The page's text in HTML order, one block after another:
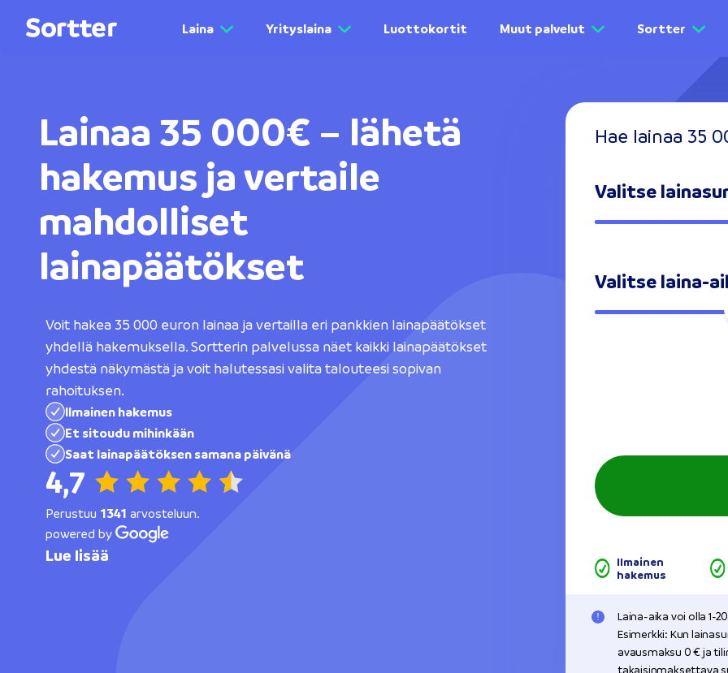
Laina Yrityslaina Luottokortit Muut palvelut Sortter
Lainaa 35 000€ – lähetä
hakemus ja vertaile
mahdolliset
lainapäätökset
Voit hakea 35 000 euron lainaa ja vertailla eri pankkien lainapäätökset
yhdellä hakemuksella. Sortterin palvelussa näet kaikki lainapäätökset
yhdestä näkymästä ja voit halutessasi valita talouteesi sopivan
rahoituksen.
Ilmainen hakemus
Et sitoudu mihinkään
Saat lainapäätöksen samana päivänä
4,7
Perustuu 1341 arvosteluun.
powered by
Lue lisää
Hae lainaa 35
Valitse
Valitse laina-
Ilmainen
hakemus
Laina-aika voi olla 1-
Esimerkki: Kun
avausmaksu 0 € ja
takaisinmaksettava